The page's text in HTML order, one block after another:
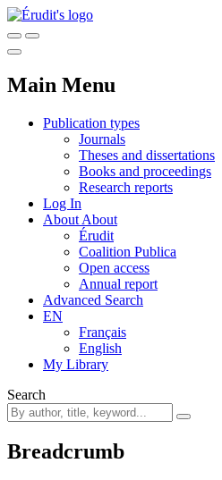
Main Menu
Publication types
Journals
Theses and dissertations
Books and proceedings
Research reports
Log In
About About
Érudit
Coalition Publica
Open access
Annual report
Advanced Search
EN
Français
English
My Library
Search
Breadcrumb